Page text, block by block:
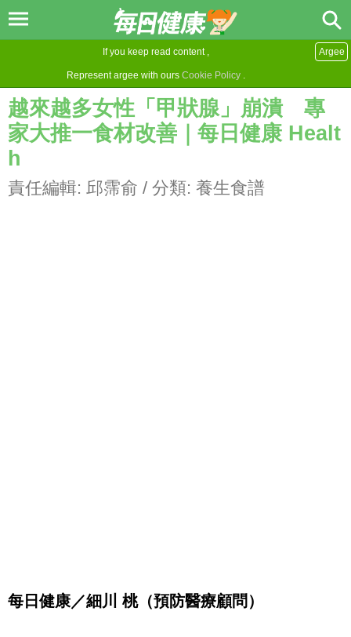
If you keep read content ,
Represent argee with ours Cookie Policy .
Argee
越來越多女性「甲狀腺」崩潰 專
家大推一食材改善｜每日健康 Healt
h
責任編輯: 邱霈俞 / 分類: 養生食譜
每日健康／細川 桃（預防醫療顧問）